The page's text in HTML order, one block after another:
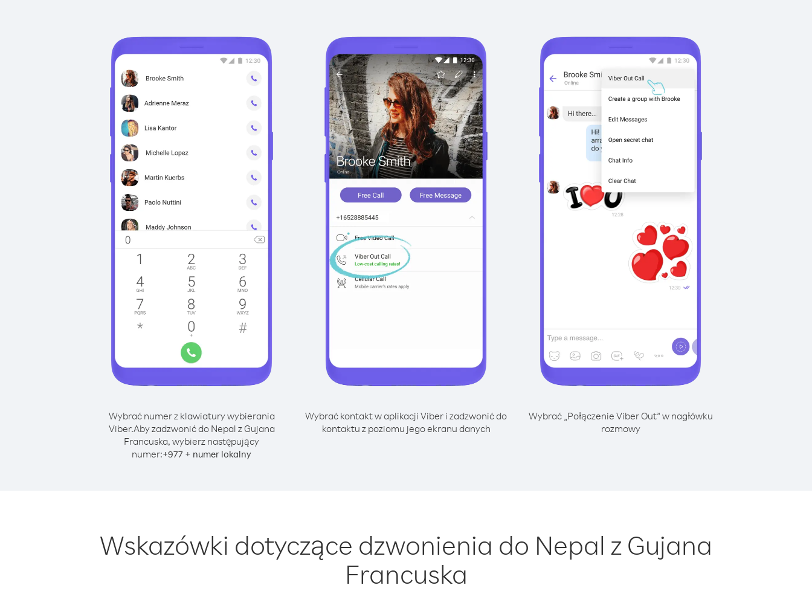
Wybrać numer z klawiatury wybierania
Viber.Aby zadzwonić do Nepal z Gujana
Francuska, wybierz następujący
numer:+977 + numer lokalny
Wybrać kontakt w aplikacji Viber i zadzwonić do
kontaktu z poziomu jego ekranu danych
Wybrać „Połączenie Viber Out” w nagłówku
rozmowy
Wskazówki dotyczące dzwonienia do Nepal z Gujana
Francuska